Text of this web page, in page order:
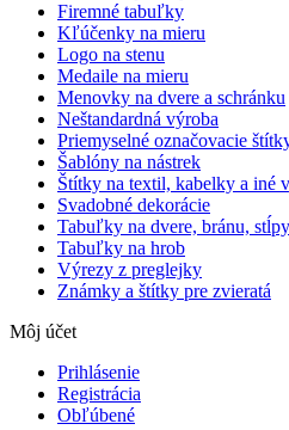
Firemné tabuľky
Kľúčenky na mieru
Logo na stenu
Medaile na mieru
Menovky na dvere a schránku
Neštandardná výroba
Priemyselné označovacie
Šablóny na nástrek
Štítky na textil, kabelky a iné
Svadobné dekorácie
Tabuľky na dvere, bránu, stĺpy
Tabuľky na hrob
Výrezy z preglejky
Známky a štítky pre zvieratá
Môj účet
Prihlásenie
Registrácia
Obľúbené